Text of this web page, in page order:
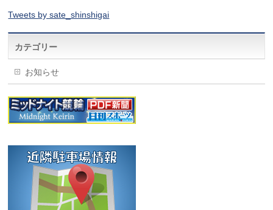
Tweets by sate_shinshigai
カテゴリー
お知らせ